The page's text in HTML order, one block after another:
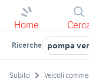
Home
Ricerche pompa
Subito Veicoli